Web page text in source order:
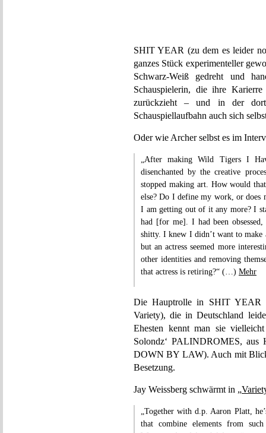
SHIT YEAR (zu dem es leider
ganzes Stück experimenteller
Schwarz-Weiß gedreht und
Schauspielerin, die ihre
zurückzieht – und in der
Schauspiellaufbahn auch sich
Oder wie Archer selbst es im
„After making Wild Tigers I
disenchanted by the creative
stopped making art. How would
else? Do I define my work, or
I am getting out of it any more? I
had [for me]. I had been
shitty. I knew I didn’t want to make
but an actress seemed more
other identities and removing
that actress is retiring?“ (…) Mehr
Die Hauptrolle in SHIT
Variety), die in Deutschland
Ehesten kennt man sie
Solondz‘ PALINDROMES,
DOWN BY LAW). Auch mit Blick
Besetzung.
Jay Weissberg schwärmt in
„Together with d.p. Aaron Platt,
that combine elements from